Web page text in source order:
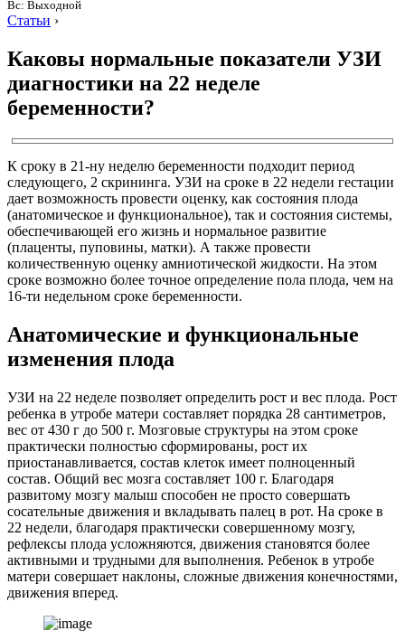
Вс: Выходной
Статьи ›
Каковы нормальные показатели УЗИ
диагностики на 22 неделе
беременности?
К сроку в 21-ну неделю беременности подходит период
следующего, 2 скрининга. УЗИ на сроке в 22 недели гестации
дает возможность провести оценку, как состояния плода
(анатомическое и функциональное), так и состояния системы,
обеспечивающей его жизнь и нормальное развитие
(плаценты, пуповины, матки). А также провести
количественную оценку амниотической жидкости. На этом
сроке возможно более точное определение пола плода, чем на
16-ти недельном сроке беременности.
Анатомические и функциональные
изменения плода
УЗИ на 22 неделе позволяет определить рост и вес плода. Рост
ребенка в утробе матери составляет порядка 28 сантиметров,
вес от 430 г до 500 г. Мозговые структуры на этом сроке
практически полностью сформированы, рост их
приостанавливается, состав клеток имеет полноценный
состав. Общий вес мозга составляет 100 г. Благодаря
развитому мозгу малыш способен не просто совершать
сосательные движения и вкладывать палец в рот. На сроке в
22 недели, благодаря практически совершенному мозгу,
рефлексы плода усложняются, движения становятся более
активными и трудными для выполнения. Ребенок в утробе
матери совершает наклоны, сложные движения конечностями,
движения вперед.